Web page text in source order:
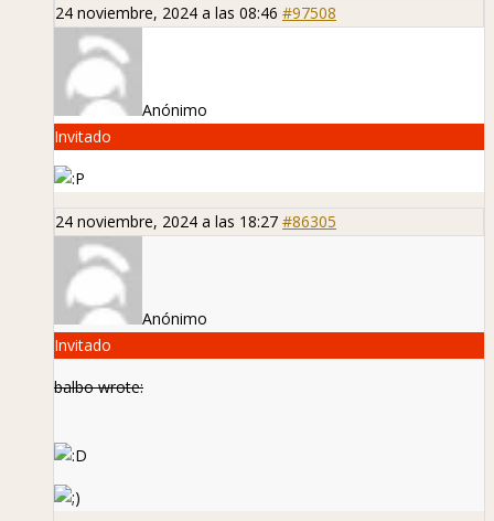
24 noviembre, 2024 a las 08:46 #97508
Anónimo
Invitado
24 noviembre, 2024 a las 18:27 #86305
Anónimo
Invitado
balbo wrote: